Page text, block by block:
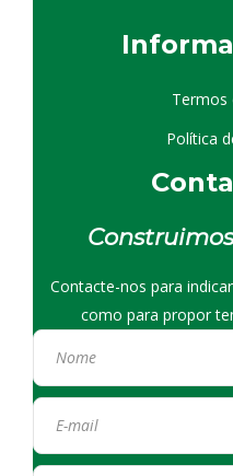
I
Termos
Política
Contacte-nos para
como para propor